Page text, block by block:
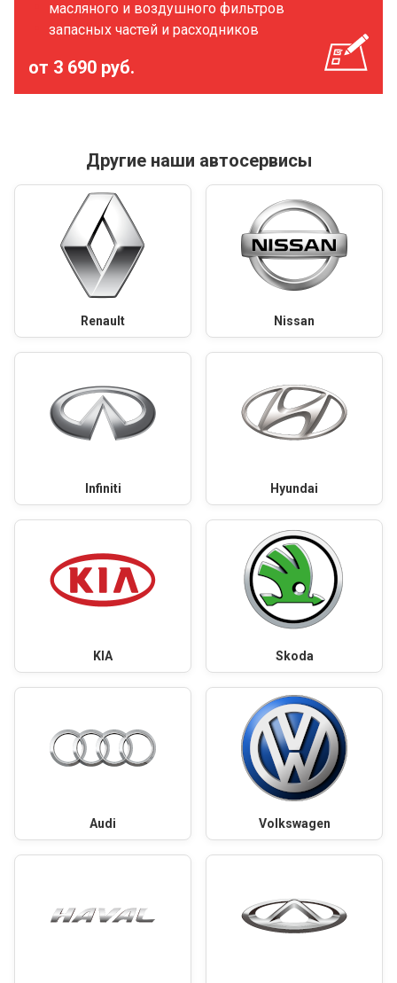
масляного и воздушного фильтров
запасных частей и расходников
от 3 690 руб.
Другие наши автосервисы
Renault Nissan
Infiniti Hyundai
KIA Skoda
Audi Volkswagen